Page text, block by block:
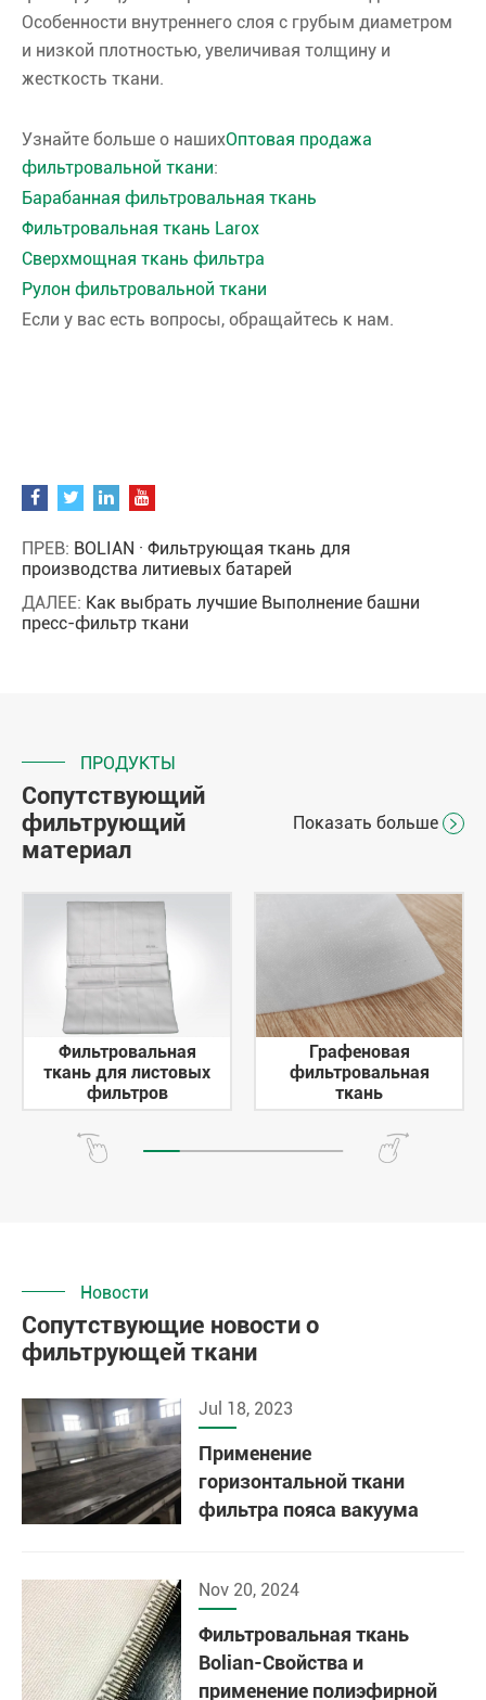
Особенности внутреннего слоя с грубым диаметром
и низкой плотностью, увеличивая толщину и
жесткость ткани.
Узнайте больше о нашихОптовая продажа
фильтровальной ткани:
Барабанная фильтровальная ткань
Фильтровальная ткань Larox
Сверхмощная ткань фильтра
Рулон фильтровальной ткани
Если у вас есть вопросы, обращайтесь к нам.
ПРЕВ: BOLIAN · Фильтрующая ткань для
производства литиевых батарей
ДАЛЕЕ: Как выбрать лучшие Выполнение башни
пресс-фильтр ткани
ПРОДУКТЫ
Сопутствующий
фильтрующий
материал
Показать больше 
Фильтровальная
ткань для листовых
фильтров
Графеновая
фильтровальная
ткань
Новости
Сопутствующие новости о
фильтрующей ткани
Jul 18, 2023
Применение
горизонтальной ткани
фильтра пояса вакуума
Nov 20, 2024
Фильтровальная ткань
Bolian-Свойства и
применение полиэфирной